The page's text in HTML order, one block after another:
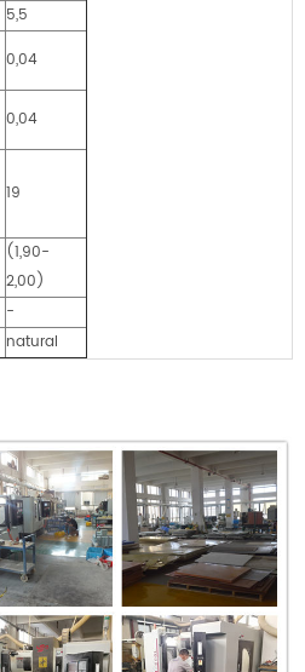
5,5
0,04
0,04
19
(1,90-
2,00)
-
natural